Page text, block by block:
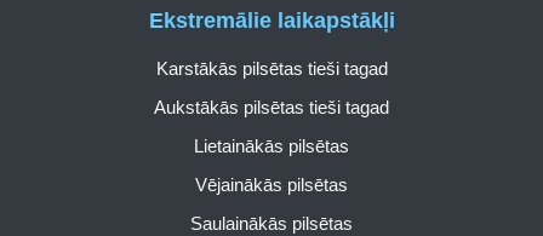
Ekstremālie laikapstākļi
Karstākās pilsētas tieši tagad
Aukstākās pilsētas tieši tagad
Lietainākās pilsētas
Vējainākās pilsētas
Saulainākās pilsētas